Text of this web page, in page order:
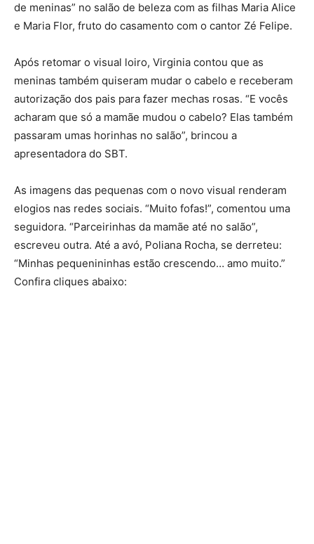
de meninas” no salão de beleza com as filhas Maria Alice
e Maria Flor, fruto do casamento com o cantor Zé Felipe.
Após retomar o visual loiro, Virginia contou que as
meninas também quiseram mudar o cabelo e receberam
autorização dos pais para fazer mechas rosas. “E vocês
acharam que só a mamãe mudou o cabelo? Elas também
passaram umas horinhas no salão”, brincou a
apresentadora do SBT.
As imagens das pequenas com o novo visual renderam
elogios nas redes sociais. “Muito fofas!”, comentou uma
seguidora. “Parceirinhas da mamãe até no salão”,
escreveu outra. Até a avó, Poliana Rocha, se derreteu:
“Minhas pequenininhas estão crescendo… amo muito.”
Confira cliques abaixo: